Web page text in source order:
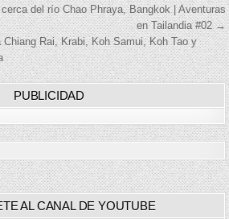
del río Chao Phraya, Bangkok | Aventuras
en Tailandia #02 →
Rai, Krabi, Koh Samui, Koh Tao y
PUBLICIDAD
AL CANAL DE YOUTUBE